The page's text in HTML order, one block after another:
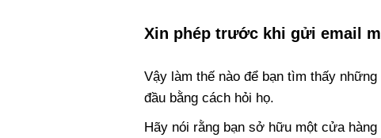
Xin phép trước khi gửi email
Vậy làm thế nào để bạn tìm thấy
đầu bằng cách hỏi họ.
Hãy nói rằng bạn sở hữu một cửa